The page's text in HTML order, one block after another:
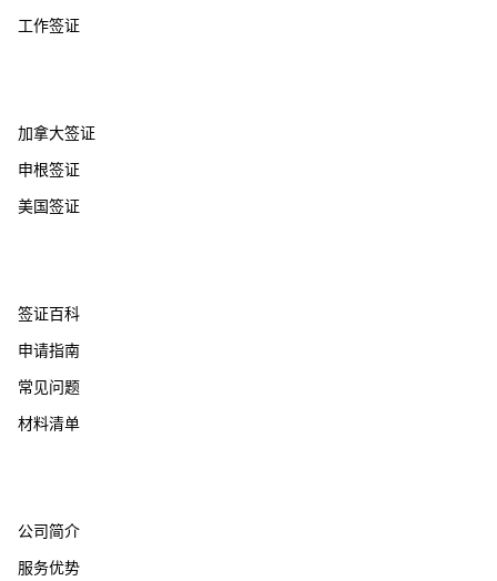
工作签证
加拿大签证
申根签证
美国签证
签证百科
申请指南
常见问题
材料清单
公司简介
服务优势